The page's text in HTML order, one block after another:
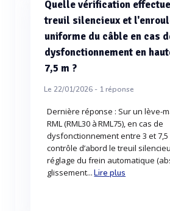
Quelle vérification
treuil silencieux et
uniforme du câble en cas
dysfonctionnement en
7,5 m ?
Le 22/01/2026 - 1réponse
Dernière réponse : Sur un lève-
RML (RML30 à RML75), en cas de
dysfonctionnement entre 3 et 7,5
contrôle d’abord le treuil
réglage du frein automatique
glissement...Lire plus